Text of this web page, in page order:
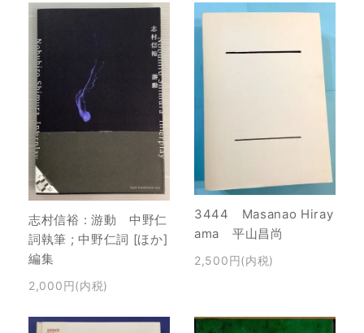
志村信裕 : 游動 中野仁
詞執筆 ; 中野仁詞 [ほか]
編集
2,000円(内税)
3444 Masanao Hiray
ama 平山昌尚
2,500円(内税)